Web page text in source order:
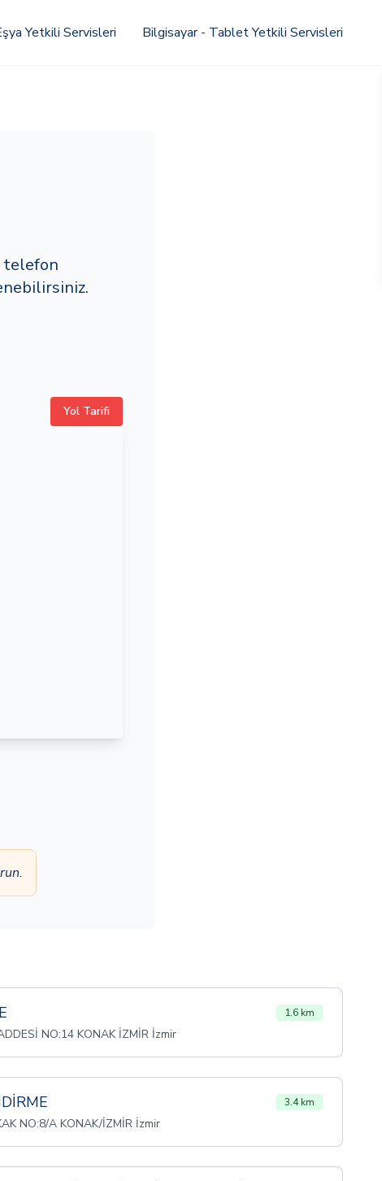
Yetkili Servisleri Bilgisayar - Tablet Yetkili Servisleri
telefon
Yol Tarifi
1.6 km
NO:14 KONAK İZMİR İzmir
3.4 km
NO:8/A KONAK/İZMİR İzmir